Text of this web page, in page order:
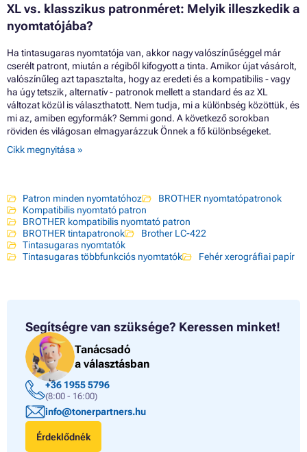
XL vs. klasszikus patronméret: Melyik illeszkedik a
nyomtatójába?
Ha tintasugaras nyomtatója van, akkor nagy valószínűséggel már
cserélt patront, miután a régiből kifogyott a tinta. Amikor újat vásárolt,
valószínűleg azt tapasztalta, hogy az eredeti és a kompatibilis - vagy
ha úgy tetszik, alternatív - patronok mellett a standard és az XL
változat közül is választhatott. Nem tudja, mi a különbség közöttük, és
mi az, amiben egyformák? Semmi gond. A következő sorokban
röviden és világosan elmagyarázzuk Önnek a fő különbségeket.
Cikk megnyitása »
Patron minden nyomtatóhoz
BROTHER nyomtatópatronok
Kompatibilis nyomtató patron
BROTHER kompatibilis nyomtató patron
BROTHER tintapatronok
Brother LC-422
Tintasugaras nyomtatók
Tintasugaras többfunkciós nyomtatók
Fehér xerográfiai papír
Segítségre van szüksége? Keressen minket!
Tanácsadó
a választásban
+36 1955 5796
(8:00 - 16:00)
info@tonerpartners.hu
Érdeklődnék